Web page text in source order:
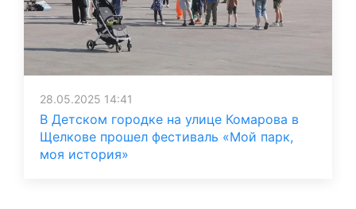
28.05.2025 14:41
В Детском городке на улице Комарова в
Щелкове прошел фестиваль «Мой парк,
моя история»